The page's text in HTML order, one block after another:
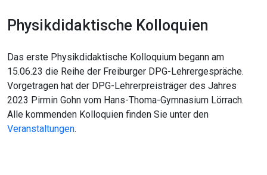
Physikdidaktische Kolloquien
Das erste Physikdidaktische Kolloquium begann am
15.06.23 die Reihe der Freiburger DPG-Lehrergespräche.
Vorgetragen hat der DPG-Lehrerpreisträger des Jahres
2023 Pirmin Gohn vom Hans-Thoma-Gymnasium Lörrach.
Alle kommenden Kolloquien finden Sie unter den
Veranstaltungen.